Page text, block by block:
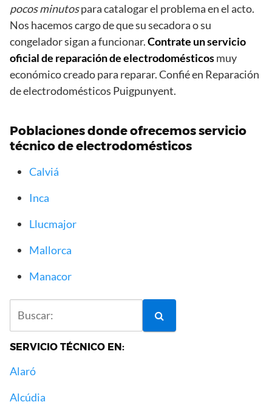
pocos minutospara catalogar el problema en el acto.
Nos hacemos cargo de que su secadora o su
congelador sigan a funcionar.Contrate un servicio
oficial de reparación de electrodomésticosmuy
económico creado para reparar. Confié en Reparación
de electrodomésticos Puigpunyent.
Poblaciones donde ofrecemos servicio
técnico de electrodomésticos
Calviá
Inca
Llucmajor
Mallorca
Manacor
SERVICIO TÉCNICO EN:
Alaró
Alcúdia